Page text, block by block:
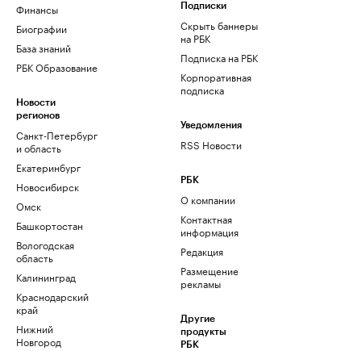
Финансы
Биографии
База знаний
РБК Образование
Новости
регионов
Санкт-Петербург
и область
Екатеринбург
Новосибирск
Омск
Башкортостан
Вологодская
область
Калининград
Краснодарский
край
Нижний
Новгород
Подписки
Скрыть баннеры
на РБК
Подписка на РБК
Корпоративная
подписка
Уведомления
RSS Новости
РБК
О компании
Контактная
информация
Редакция
Размещение
рекламы
Другие
продукты
РБК